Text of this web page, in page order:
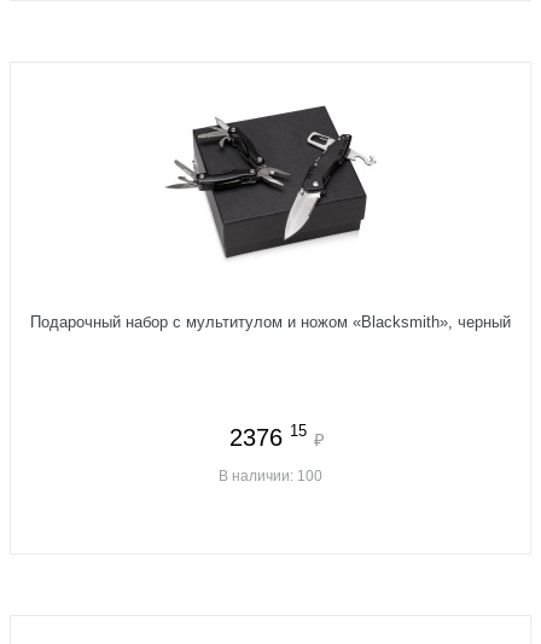
Подарочный набор с мультитулом и ножом «Blacksmith», черный
2376 15 ₽
В наличии: 100